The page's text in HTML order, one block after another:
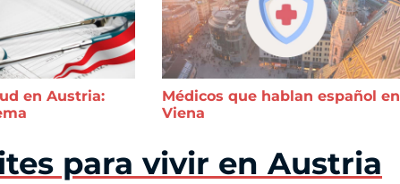
en Austria:
Médicos que hablan español en
Viena
para vivir en Austria